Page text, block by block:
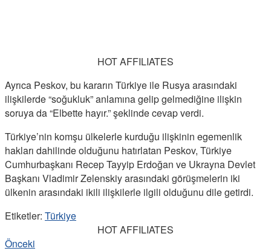
HOT AFFILIATES
Ayrıca Peskov, bu kararın Türkiye ile Rusya arasındaki
ilişkilerde “soğukluk” anlamına gelip gelmediğine ilişkin
soruya da “Elbette hayır.” şeklinde cevap verdi.
Türkiye’nin komşu ülkelerle kurduğu ilişkinin egemenlik
hakları dahilinde olduğunu hatırlatan Peskov, Türkiye
Cumhurbaşkanı Recep Tayyip Erdoğan ve Ukrayna Devlet
Başkanı Vladimir Zelenskiy arasındaki görüşmelerin iki
ülkenin arasındaki ikili ilişkilerle ilgili olduğunu dile getirdi.
Etiketler: Türkiye
HOT AFFILIATES
Önceki